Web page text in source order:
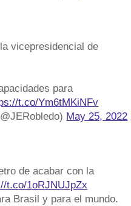
vicepresidencial de
para
t.co/Ym6tMKiNFv
May 25, 2022
de acabar con la
t.co/1oRJNUJpZx
Brasil y para el mundo.